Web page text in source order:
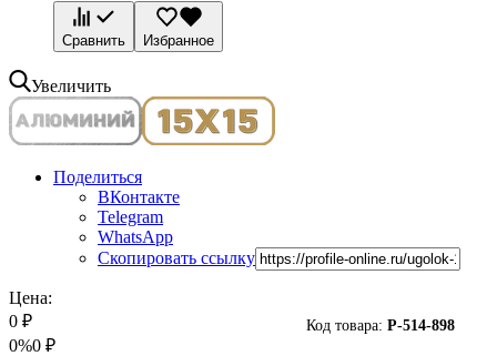
Сравнить Избранное
Увеличить
Поделиться
ВКонтакте
Telegram
WhatsApp
Скопировать ссылку
Код товара: P-514-898
Цена:
0 ₽
0%0 ₽